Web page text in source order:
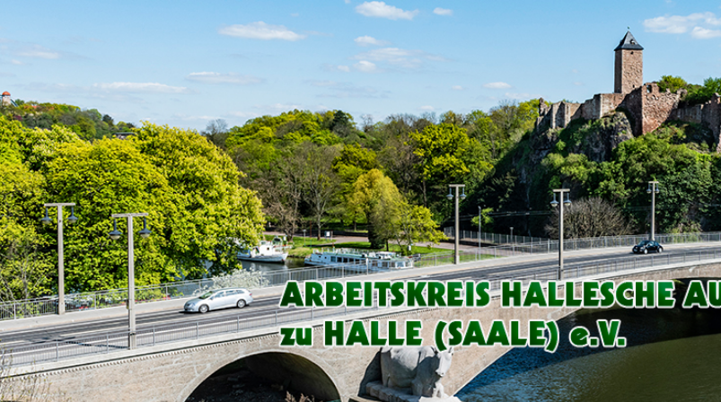
Arbeitskreis
Hallesche
Auenwälder
zu
Halle